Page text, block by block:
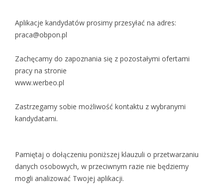
Aplikacje kandydatów prosimy przesyłać na adres:
praca@obpon.pl
Zachęcamy do zapoznania się z pozostałymi ofertami
pracy na stronie
www.werbeo.pl
Zastrzegamy sobie możliwość kontaktu z wybranymi
kandydatami.
Pamiętaj o dołączeniu poniższej klauzuli o przetwarzaniu
danych osobowych, w przeciwnym razie nie będziemy
mogli analizować Twojej aplikacji.